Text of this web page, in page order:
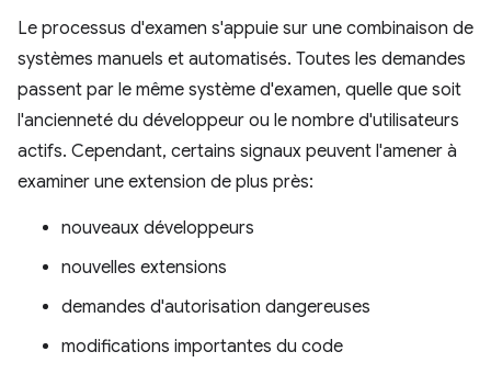
Le processus d'examen s'appuie sur une combinaison de
systèmes manuels et automatisés. Toutes les demandes
passent par le même système d'examen, quelle que soit
l'ancienneté du développeur ou le nombre d'utilisateurs
actifs. Cependant, certains signaux peuvent l'amener à
examiner une extension de plus près:
nouveaux développeurs
nouvelles extensions
demandes d'autorisation dangereuses
modifications importantes du code